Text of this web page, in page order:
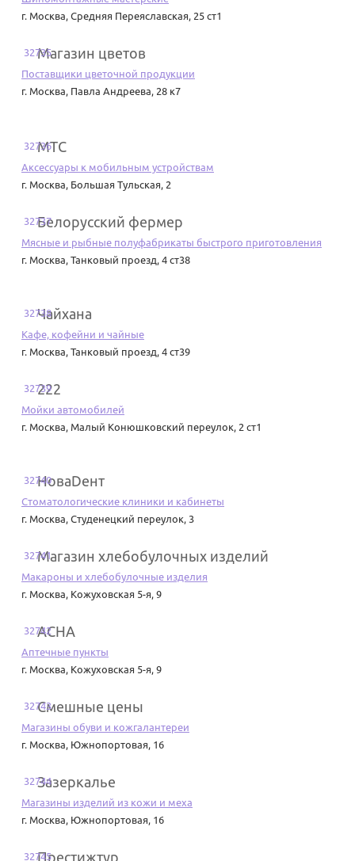
г. Москва, Средняя Переяславская, 25 ст1
32735Магазин цветов
Поставщики цветочной продукции
г. Москва, Павла Андреева, 28 к7
32736МТС
Аксессуары к мобильным устройствам
г. Москва, Большая Тульская, 2
32737Белорусский фермер
Мясные и рыбные полуфабрикаты быстрого приготовления
г. Москва, Танковый проезд, 4 ст38
32738Чайхана
Кафе, кофейни и чайные
г. Москва, Танковый проезд, 4 ст39
32739
222
Мойки автомобилей
г. Москва, Малый Конюшковский переулок, 2 ст1
32740НоваDент
Стоматологические клиники и кабинеты
г. Москва, Студенецкий переулок, 3
32741Магазин хлебобулочных изделий
Макароны и хлебобулочные изделия
г. Москва, Кожуховская 5-я, 9
32742АСНА
Аптечные пункты
г. Москва, Кожуховская 5-я, 9
32743Смешные цены
Магазины обуви и кожгалантереи
г. Москва, Южнопортовая, 16
32744Зазеркалье
Магазины изделий из кожи и меха
г. Москва, Южнопортовая, 16
32745Престижтур